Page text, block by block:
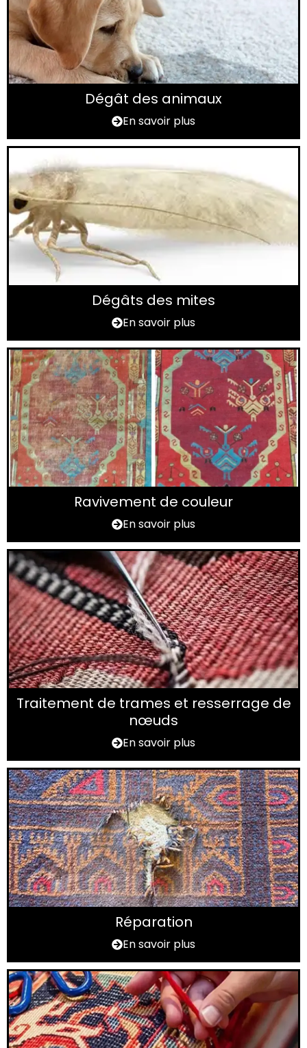
Dégât des animaux
En savoir plus
Dégâts des mites
En savoir plus
Ravivement de couleur
En savoir plus
Traitement de trames et resserrage de
nœuds
En savoir plus
Réparation
En savoir plus